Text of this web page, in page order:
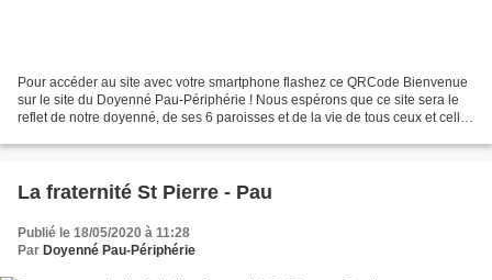
Pour accéder au site avec votre smartphone flashez ce QRCode Bienvenue
sur le site du Doyenné Pau-Périphérie ! Nous espérons que ce site sera le
reflet de notre doyenné, de ses 6 paroisses et de la vie de tous ceux et celles
La fraternité St Pierre - Pau
Publié le 18/05/2020 à 11:28
Par Doyenné Pau-Périphérie